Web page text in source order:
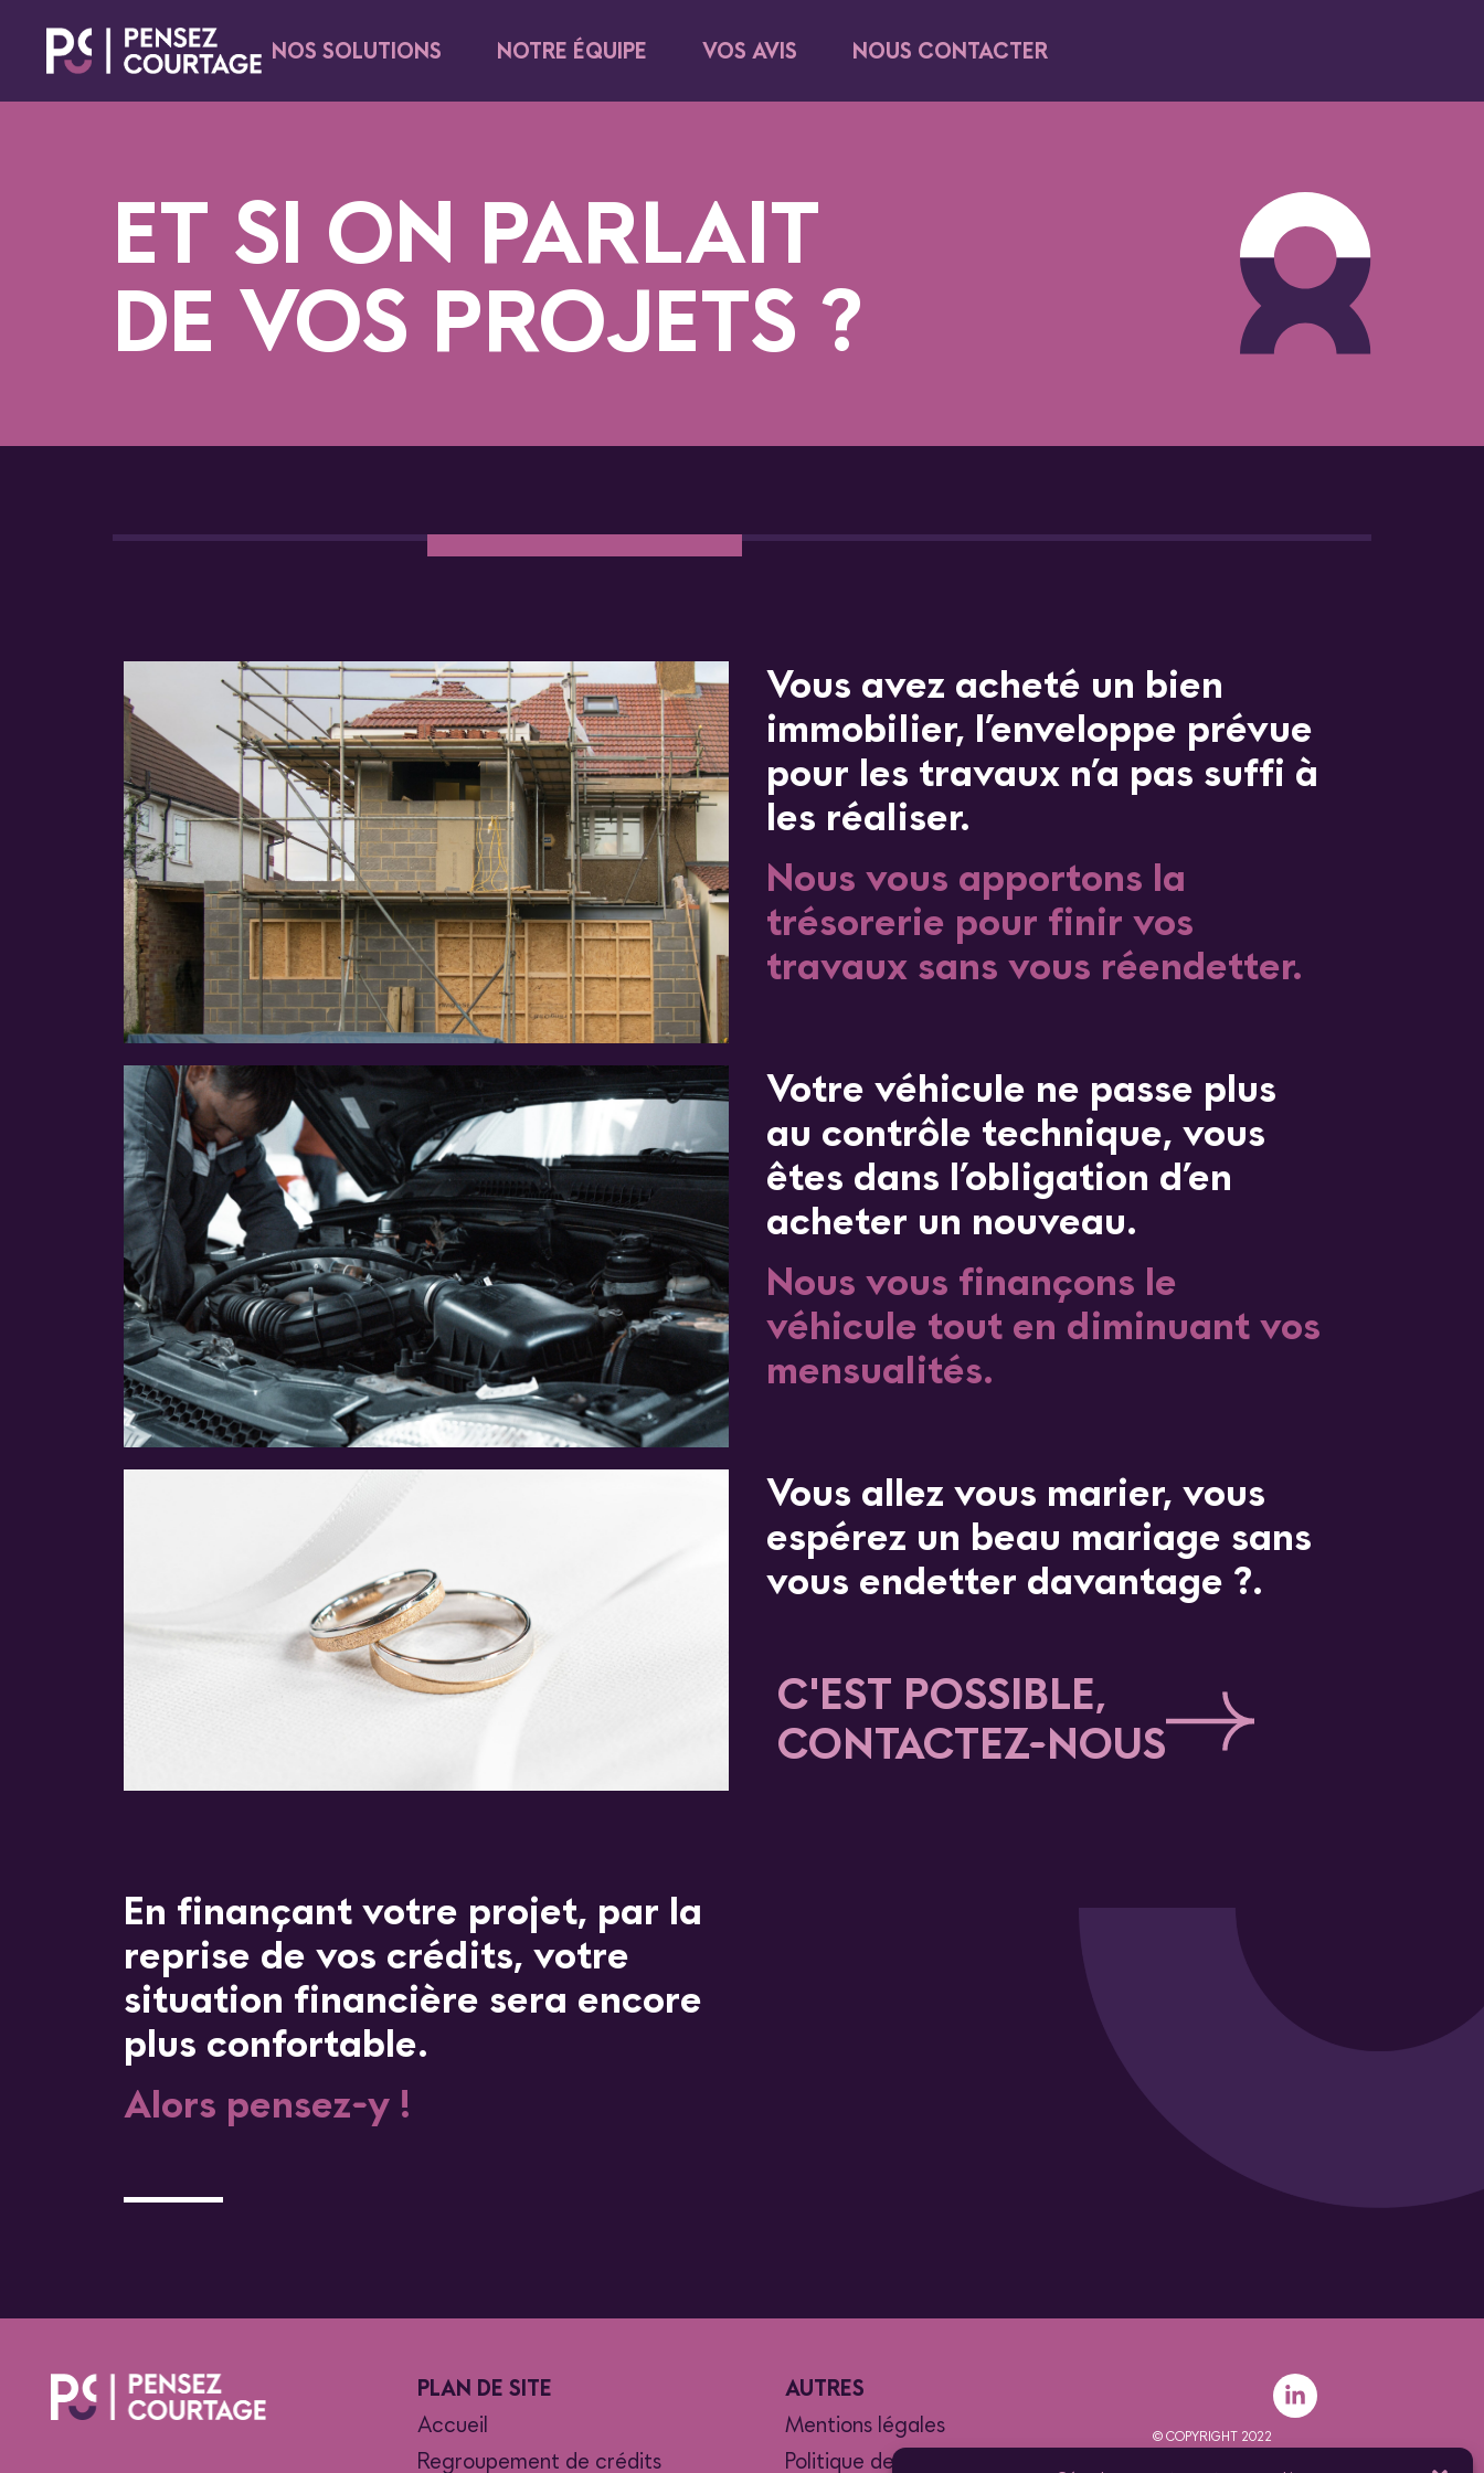
NOS SOLUTIONS NOTRE ÉQUIPE VOS AVIS NOUS CONTACTER
ET SI ON PARLAIT
DE VOS PROJETS ?
Vous avez acheté un bien
immobilier, l’enveloppe prévue
pour les travaux n’a pas suffi à
les réaliser.
Nous vous apportons la
trésorerie pour finir vos
travaux sans vous réendetter.
Votre véhicule ne passe plus
au contrôle technique, vous
êtes dans l’obligation d’en
acheter un nouveau.
Nous vous finançons le
véhicule tout en diminuant vos
mensualités.
Vous allez vous marier, vous
espérez un beau mariage sans
vous endetter davantage ?.
C'EST POSSIBLE,
CONTACTEZ-NOUS
En finançant votre projet, par la
reprise de vos crédits, votre
situation financière sera encore
plus confortable.
Alors pensez-y !
PLAN DE SITE
Accueil
Regroupement de crédits
AUTRES
Mentions légales
Politique de données personnelles
© COPYRIGHT 2022